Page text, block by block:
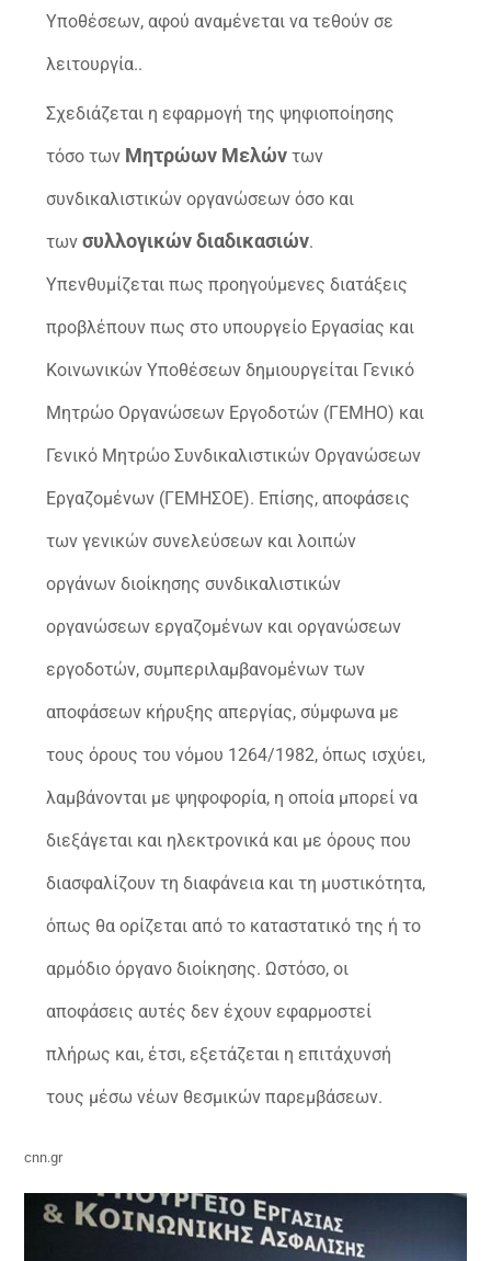
Υποθέσεων, αφού αναμένεται να τεθούν σε
λειτουργία..
Σχεδιάζεται η εφαρμογή της ψηφιοποίησης
τόσο των Μητρώων Μελών των
συνδικαλιστικών οργανώσεων όσο και
τωνσυλλογικών διαδικασιών.
Υπενθυμίζεται πως προηγούμενες διατάξεις
προβλέπουν πως στο υπουργείο Εργασίας και
Κοινωνικών Υποθέσεων δημιουργείται Γενικό
Μητρώο Οργανώσεων Εργοδοτών (ΓΕΜΗΟ) και
Γενικό Μητρώο Συνδικαλιστικών Οργανώσεων
Εργαζομένων (ΓΕΜΗΣΟΕ). Επίσης, αποφάσεις
των γενικών συνελεύσεων και λοιπών
οργάνων διοίκησης συνδικαλιστικών
οργανώσεων εργαζομένων και οργανώσεων
εργοδοτών, συμπεριλαμβανομένων των
αποφάσεων κήρυξης απεργίας, σύμφωνα με
τους όρους του νόμου 1264/1982, όπως ισχύει,
λαμβάνονται με ψηφοφορία, η οποία μπορεί να
διεξάγεται και ηλεκτρονικά και με όρους που
διασφαλίζουν τη διαφάνεια και τη μυστικότητα,
όπως θα ορίζεται από το καταστατικό της ή το
αρμόδιο όργανο διοίκησης. Ωστόσο, οι
αποφάσεις αυτές δεν έχουν εφαρμοστεί
πλήρως και, έτσι, εξετάζεται η επιτάχυνσή
τους μέσω νέων θεσμικών παρεμβάσεων.
cnn.gr